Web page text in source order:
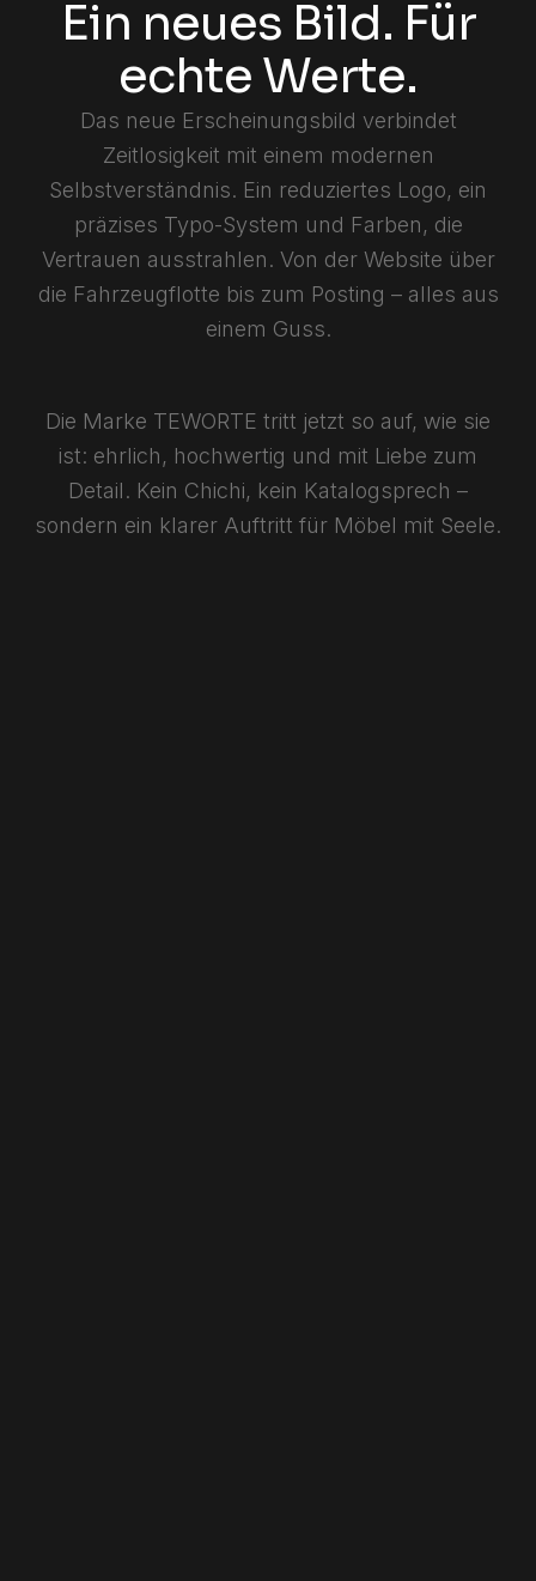
Ein neues Bild. Für
echte Werte.
Das neue Erscheinungsbild verbindet
Zeitlosigkeit mit einem modernen
Selbstverständnis. Ein reduziertes Logo, ein
präzises Typo-System und Farben, die
Vertrauen ausstrahlen. Von der Website über
die Fahrzeugflotte bis zum Posting – alles aus
einem Guss.
Die Marke TEWORTE tritt jetzt so auf, wie sie
ist: ehrlich, hochwertig und mit Liebe zum
Detail. Kein Chichi, kein Katalogsprech –
sondern ein klarer Auftritt für Möbel mit Seele.